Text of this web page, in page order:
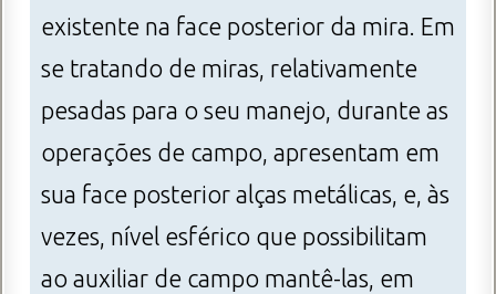
existente na face posterior da mira. Em
se tratando de miras, relativamente
pesadas para o seu manejo, durante as
operações de campo, apresentam em
sua face posterior alças metálicas, e, às
vezes, nível esférico que possibilitam
ao auxiliar de campo mantê-las, em